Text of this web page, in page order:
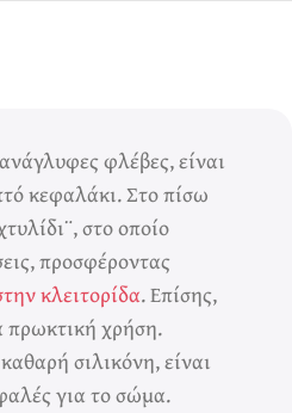
φλέβες, είναι
κεφαλάκι. Στο πίσω
στο οποίο
προσφέροντας
κλειτορίδα. Επίσης,
πρωκτική χρήση.
σιλικόνη, είναι
για το σώμα.